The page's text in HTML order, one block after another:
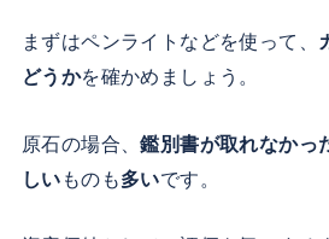
まずはペンライトなどを使って、
どうかを確かめましょう。
原石の場合、鑑別書が取れなかっ
しい ものも多いです。